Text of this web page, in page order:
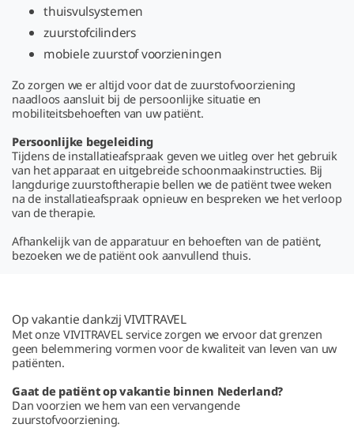
thuisvulsystemen
zuurstofcilinders
mobiele zuurstof voorzieningen
Zo zorgen we er altijd voor dat de zuurstofvoorziening
naadloos aansluit bij de persoonlijke situatie en
mobiliteitsbehoeften van uw patiënt.
Persoonlijke begeleiding
Tijdens de installatieafspraak geven we uitleg over het gebruik
van het apparaat en uitgebreide schoonmaakinstructies. Bij
langdurige zuurstoftherapie bellen we de patiënt twee weken
na de installatieafspraak opnieuw en bespreken we het verloop
van de therapie.
Afhankelijk van de apparatuur en behoeften van de patiënt,
bezoeken we de patiënt ook aanvullend thuis.
Op vakantie dankzij VIVITRAVEL
Met onze VIVITRAVEL service zorgen we ervoor dat grenzen
geen belemmering vormen voor de kwaliteit van leven van uw
patiënten.
Gaat de patiënt op vakantie binnen Nederland?
Dan voorzien we hem van een vervangende
zuurstofvoorziening.